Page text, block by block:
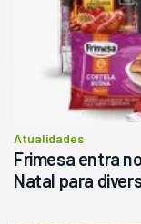
Atualidades
Frimesa entra
Natal para